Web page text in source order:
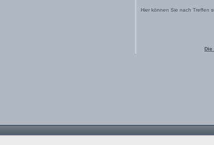
Hier können Sie nach Treffen
Die